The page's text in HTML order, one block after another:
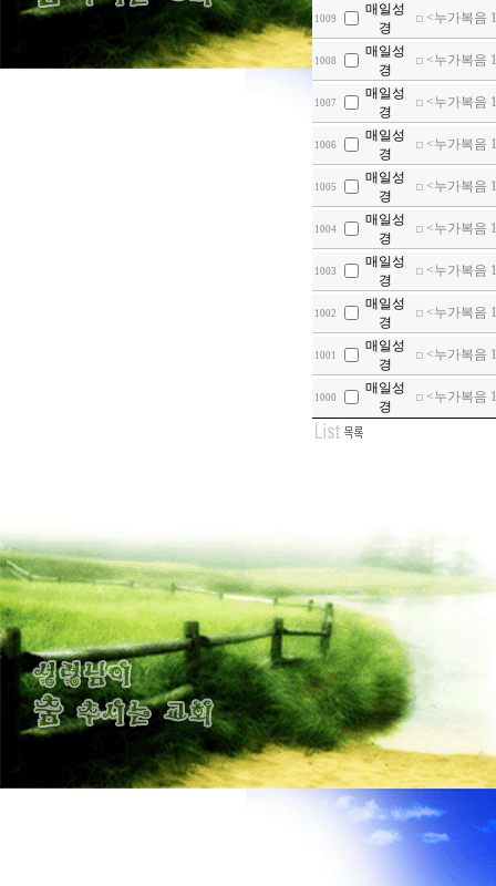
1009
매일성
경
<누가복음
1008
매일성
경
<누가복음
1007
매일성
경
<누가복음
1006
매일성
경
<누가복음
1005
매일성
경
<누가복음
1004
매일성
경
<누가복음
1003
매일성
경
<누가복음
1002
매일성
경
<누가복음
1001
매일성
경
<누가복음
1000
매일성
경
<누가복음